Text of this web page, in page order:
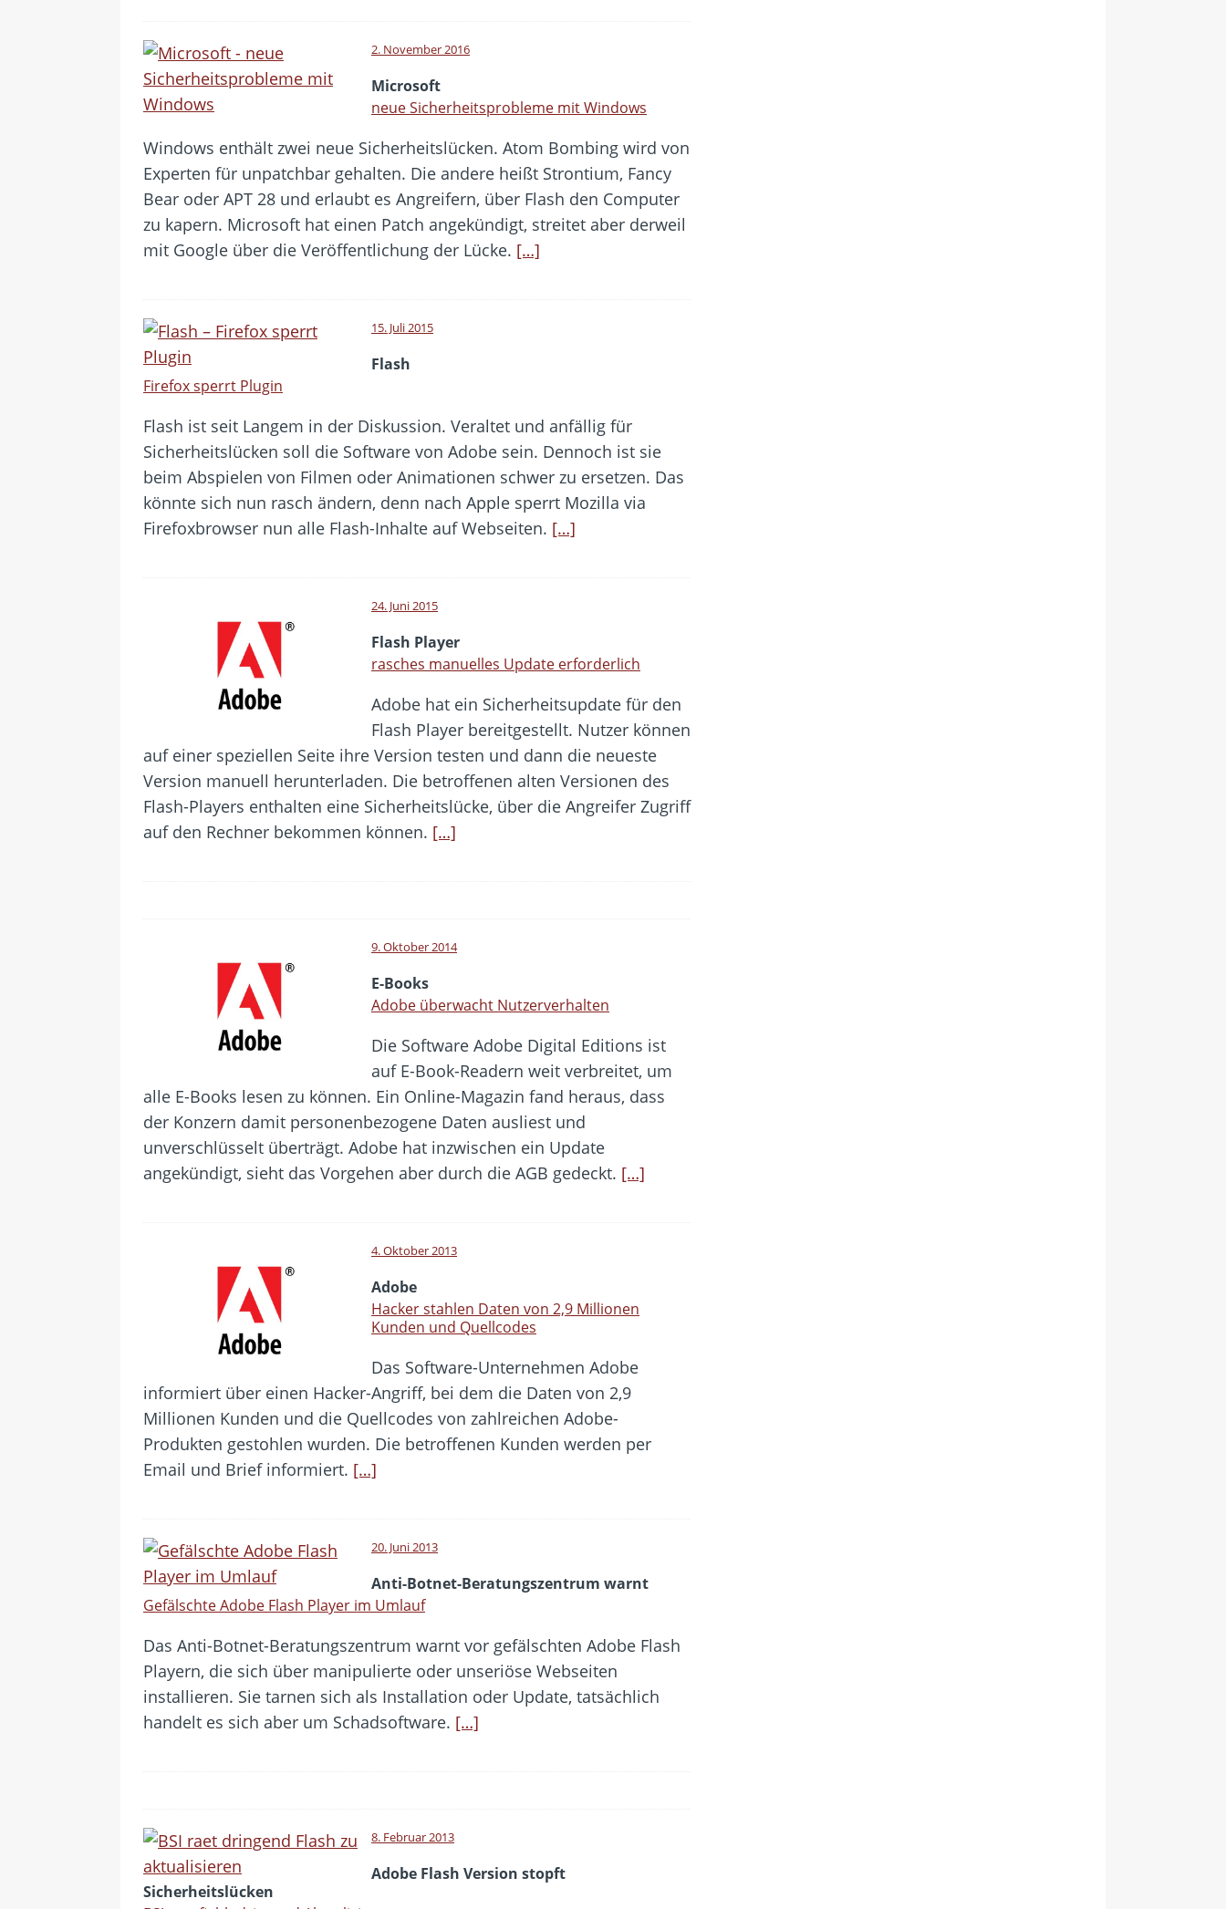
2. November 2016
Microsoft
neue Sicherheitsprobleme mit Windows
Windows enthält zwei neue Sicherheitslücken. Atom Bombing wird von
Experten für unpatchbar gehalten. Die andere heißt Strontium, Fancy
Bear oder APT 28 und erlaubt es Angreifern, über Flash den Computer
zu kapern. Microsoft hat einen Patch angekündigt, streitet aber derweil
mit Google über die Veröffentlichung der Lücke. […]
15. Juli 2015
Flash
Firefox sperrt Plugin
Flash ist seit Langem in der Diskussion. Veraltet und anfällig für
Sicherheitslücken soll die Software von Adobe sein. Dennoch ist sie
beim Abspielen von Filmen oder Animationen schwer zu ersetzen. Das
könnte sich nun rasch ändern, denn nach Apple sperrt Mozilla via
Firefoxbrowser nun alle Flash-Inhalte auf Webseiten. […]
24. Juni 2015
Flash Player
rasches manuelles Update erforderlich
Adobe hat ein Sicherheitsupdate für den
Flash Player bereitgestellt. Nutzer können
auf einer speziellen Seite ihre Version testen und dann die neueste
Version manuell herunterladen. Die betroffenen alten Versionen des
Flash-Players enthalten eine Sicherheitslücke, über die Angreifer Zugriff
auf den Rechner bekommen können. […]
9. Oktober 2014
E-Books
Adobe überwacht Nutzerverhalten
Die Software Adobe Digital Editions ist
auf E-Book-Readern weit verbreitet, um
alle E-Books lesen zu können. Ein Online-Magazin fand heraus, dass
der Konzern damit personenbezogene Daten ausliest und
unverschlüsselt überträgt. Adobe hat inzwischen ein Update
angekündigt, sieht das Vorgehen aber durch die AGB gedeckt. […]
4. Oktober 2013
Adobe
Hacker stahlen Daten von 2,9 Millionen
Kunden und Quellcodes
Das Software-Unternehmen Adobe
informiert über einen Hacker-Angriff, bei dem die Daten von 2,9
Millionen Kunden und die Quellcodes von zahlreichen Adobe-
Produkten gestohlen wurden. Die betroffenen Kunden werden per
Email und Brief informiert. […]
20. Juni 2013
Anti-Botnet-Beratungszentrum warnt
Gefälschte Adobe Flash Player im Umlauf
Das Anti-Botnet-Beratungszentrum warnt vor gefälschten Adobe Flash
Playern, die sich über manipulierte oder unseriöse Webseiten
installieren. Sie tarnen sich als Installation oder Update, tatsächlich
handelt es sich aber um Schadsoftware. […]
8. Februar 2013
Adobe Flash Version stopft
Sicherheitslücken